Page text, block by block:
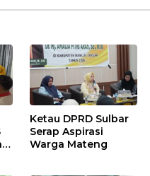
Ketau DPRD Sulbar
Serap Aspirasi
Warga Mateng